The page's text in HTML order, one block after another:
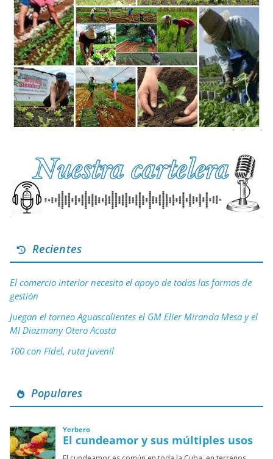
Recientes
El comercio interior necesita el apoyo de todas las formas de
gestión
Juegan el torneo Aguascalientes el GM Elier Miranda Mesa y el
MI Diazmany Otero Acosta
100 con Fidel, ruta juvenil
Populares